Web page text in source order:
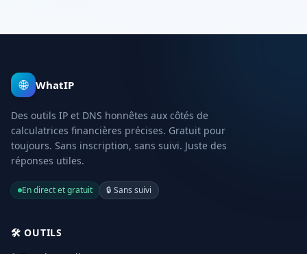
🌐 WhatIP
Des outils IP et DNS honnêtes aux côtés de
calculatrices financières précises. Gratuit pour
toujours. Sans inscription, sans suivi. Juste des
réponses utiles.
En direct et gratuit 🔒 Sans suivi
🛠️OUTILS